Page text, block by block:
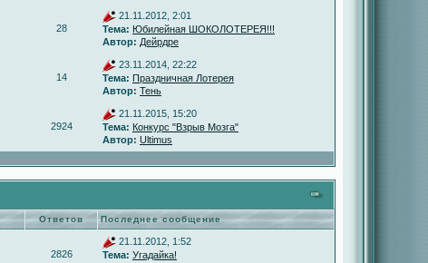
28
21.11.2012, 2:01
Тема: Юбилейная ШОКОЛОТЕРЕЯ!!!
Автор: Дейрдре
14
23.11.2014, 22:22
Тема: Праздничная Лотерея
Автор: Тень
2924
21.11.2015, 15:20
Тема: Конкурс "Взрыв Мозга"
Автор: Ultimus
Ответов Последнее сообщение
2826
21.11.2012, 1:52
Тема: Угадайка!